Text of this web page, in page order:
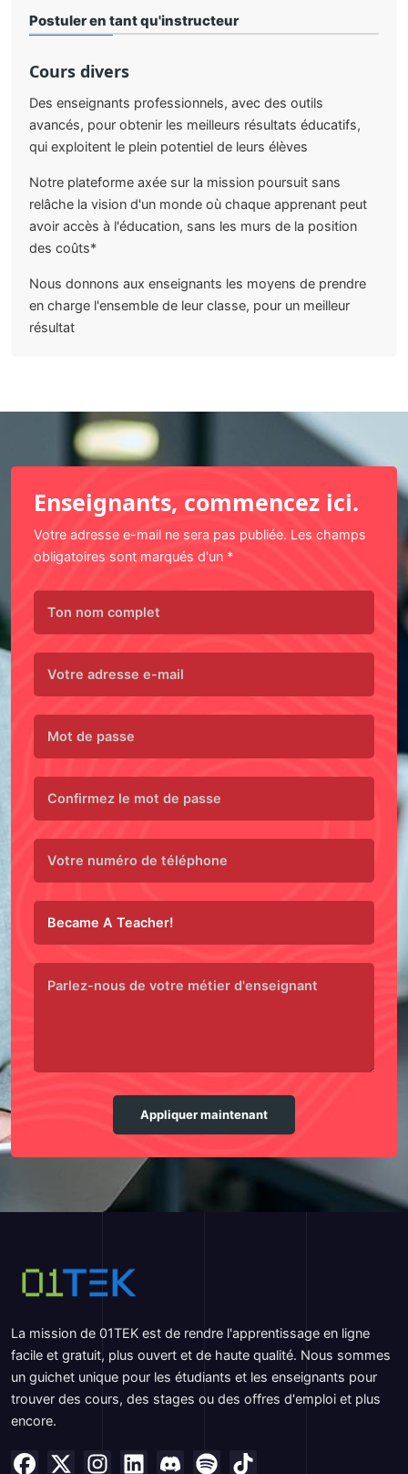
Postuler en tant qu'instructeur
Cours divers
Des enseignants professionnels, avec des outils
avancés, pour obtenir les meilleurs résultats éducatifs,
qui exploitent le plein potentiel de leurs élèves
Notre plateforme axée sur la mission poursuit sans
relâche la vision d'un monde où chaque apprenant peut
avoir accès à l'éducation, sans les murs de la position
des coûts*
Nous donnons aux enseignants les moyens de prendre
en charge l'ensemble de leur classe, pour un meilleur
résultat
Enseignants, commencez ici.
Votre adresse e-mail ne sera pas publiée. Les champs
obligatoires sont marqués d'un *
Appliquer maintenant
La mission de 01TEK est de rendre l'apprentissage en ligne
facile et gratuit, plus ouvert et de haute qualité. Nous sommes
un guichet unique pour les étudiants et les enseignants pour
trouver des cours, des stages ou des offres d'emploi et plus
encore.